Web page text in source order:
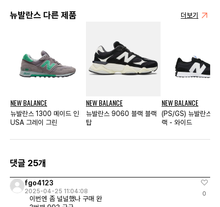
뉴발란스 다른 제품 더보기
NEW BALANCE
뉴발란스 1300 메이드 인
USA 그레이 그린
NEW BALANCE
뉴발란스 9060 블랙 블랙
탑
NEW BALANCE
(PS/GS) 뉴발란스
랙 - 와이드
댓글 25개
fgo4123
2025-04-25 11:04:08
이번엔 좀 널널했나 구매 완
0